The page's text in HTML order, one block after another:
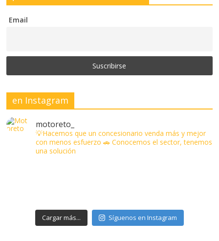
Email
en Instagram
motoreto_
💡Hacemos que un concesionario venda más y mejor
con menos esfuerzo 🚗 Conocemos el sector, tenemos
una solución
Cargar más... Síguenos en Instagram